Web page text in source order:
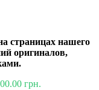
страницах нашего
оригиналов,
грн.